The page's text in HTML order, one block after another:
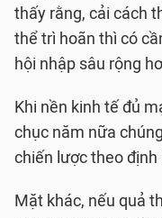
thấy rằng, cải cách
thể trì hoãn thì có
hội nhập sâu rộng
Khi nền kinh tế đủ
chục năm nữa
chiến lược theo định
Mặt khác, nếu quả